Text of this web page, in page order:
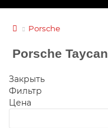
Porsche
Porsche Taycan
Закрыть
Фильтр
Цена